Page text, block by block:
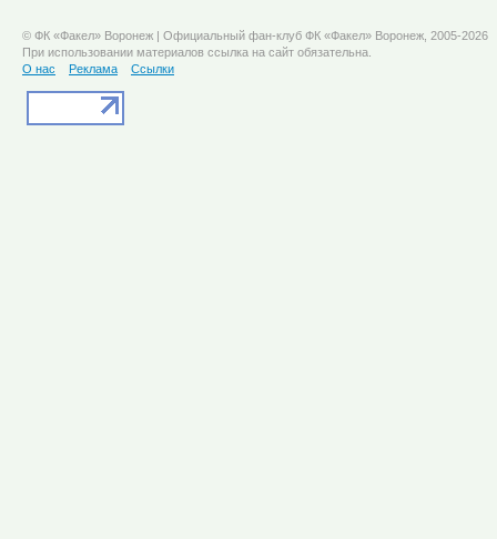
© ФК «Факел» Воронеж | Официальный фан-клуб ФК «Факел» Воронеж, 2005-2026
При использовании материалов ссылка на сайт обязательна.
О нас
Реклама Ссылки